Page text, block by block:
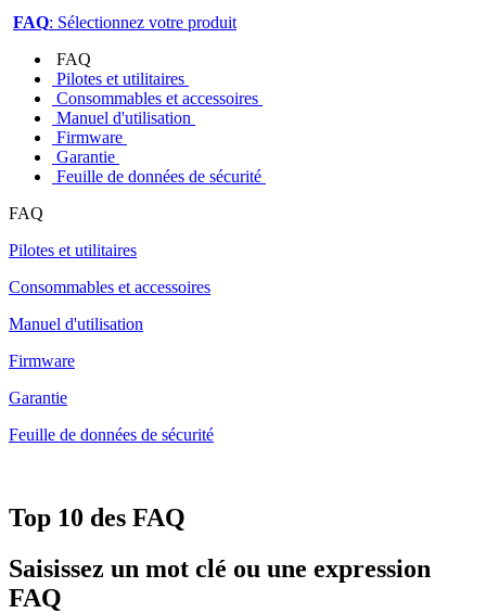
FAQ: Sélectionnez votre produit
FAQ
Pilotes et utilitaires
Consommables et accessoires
Manuel d'utilisation
Firmware
Garantie
Feuille de données de sécurité
FAQ
Pilotes et utilitaires
Consommables et accessoires
Manuel d'utilisation
Firmware
Garantie
Feuille de données de sécurité
Top 10 des FAQ
Saisissez un mot clé ou une expression
FAQ